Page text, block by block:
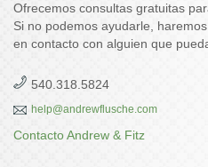
Ofrecemos consultas gratuitas
Si no podemos ayudarle,
en contacto con alguien que
540.318.5824
help@andrewflusche.com
Contacto Andrew & Fitz